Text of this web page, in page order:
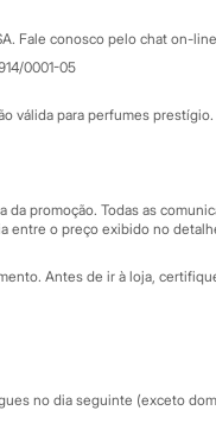
Fale conosco pelo chat on-line
0001-05
válida para perfumes
promoção. Todas as
entre o preço exibido no
Antes de ir à loja,
no dia seguinte (exceto